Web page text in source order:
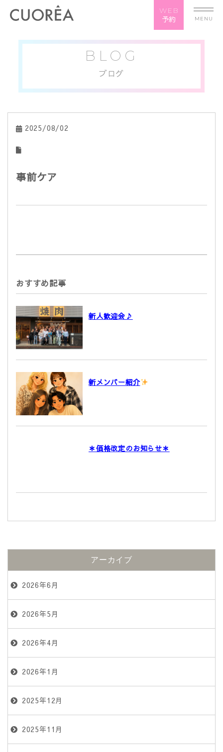
WEB
予約 MENU
BLOG
ブログ
2025/08/02
事前ケア
おすすめ記事
新人歓迎会♪
新メンバー紹介
＊価格改定のお知らせ＊
アーカイブ
2026年6月
2026年5月
2026年4月
2026年1月
2025年12月
2025年11月